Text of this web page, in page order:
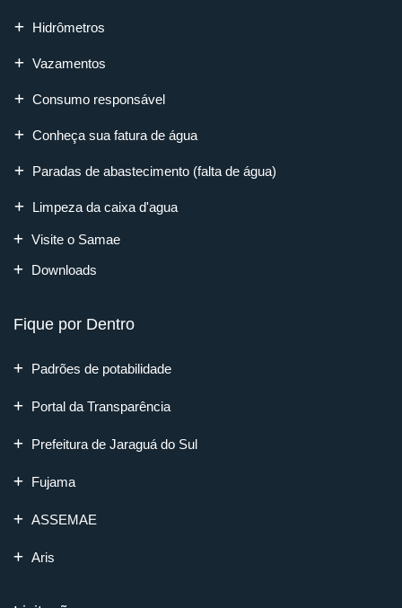
Hidrômetros
Vazamentos
Consumo responsável
Conheça sua fatura de água
Paradas de abastecimento (falta de água)
Limpeza da caixa d'agua
Visite o Samae
Downloads
Fique por Dentro
Padrões de potabilidade
Portal da Transparência
Prefeitura de Jaraguá do Sul
Fujama
ASSEMAE
Aris